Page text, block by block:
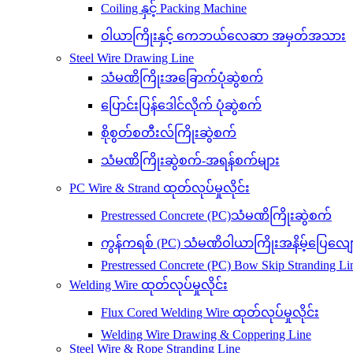
Coiling နှင့် Packing Machine
ဝါယာကြိုးနှင့် ကေဘယ်လေဆာ အမှတ်အသား
Steel Wire Drawing Line
သံမဏိကြိုးအခြောက်ပုံဆွဲစက်
ပြောင်းပြန်ဒေါင်လိုက် ပုံဆွဲစက်
စိုစွတ်စတီးလ်ကြိုးဆွဲစက်
သံမဏိကြိုးဆွဲစက်-အရန်စက်များ
PC Wire & Strand ထုတ်လုပ်မှုလိုင်း
Prestressed Concrete (PC)သံမဏိကြိုးဆွဲစက်
ကွန်ကရစ် (PC) သံမဏိဝါယာကြိုးအနိမ့်ပြေလျေ
Prestressed Concrete (PC) Bow Skip Stranding
Welding Wire ထုတ်လုပ်မှုလိုင်း
Flux Cored Welding Wire ထုတ်လုပ်မှုလိုင်း
Welding Wire Drawing & Coppering Line
Steel Wire & Rope Stranding Line